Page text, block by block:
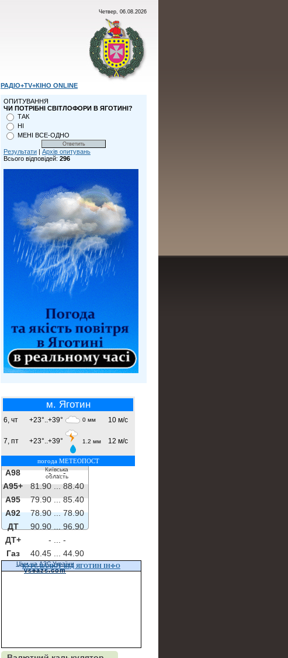
Четвер, 06.08.2026
РАДІО+TV+КІНО ONLINE
ОПИТУВАННЯ
ЧИ ПОТРІБНІ СВІТЛОФОРИ В ЯГОТИНІ?
ТАК
НІ
МЕНІ ВСЕ-ОДНО
Результати | Архів опитувань
Всього відповідей: 296
м. Яготин
6, чт +23°..+39° 0 мм 10 м/с
7, пт +23°..+39° 1.2 мм 12 м/с
погода МЕТЕОПОСТ
Київська
область
A98 - ...-
A95+
81.90 ...88.40
A95
79.90 ...85.40
A92
78.90 ...78.90
ДТ
90.90 ...
96.90
ДТ+
- ...
-
Газ
40.45 ... 44.90
Ціни на АЗС України
vseazs.com
КУРС ВАЛЮТ ВІД ЯГОТИН ІНФО